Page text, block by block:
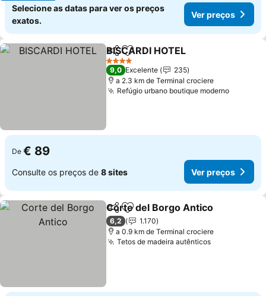
Selecione as datas para ver os preços
exatos.
Ver preços
PartilharAdicionar aos favoritos
BISCARDI HOTEL
4 Estrelas
9,0 Excelente
235
a 2.3 km de Terminal crociere
Refúgio urbano boutique modernoVer
De € 89
Consulte os preços de 8 sites Ver preços
PartilharAdicionar aos favoritos
Corte del Borgo Antico
6,2
1.170
a 0.9 km de Terminal crociere
Tetos de madeira autênticosVer preços